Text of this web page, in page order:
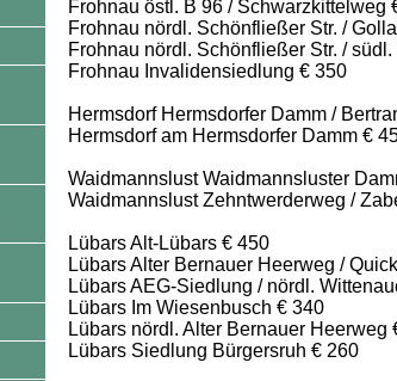
Frohnau östl. B 96 / Schwarzkittelweg
Frohnau nördl. Schönfließer Str. /
Frohnau nördl. Schönfließer Str. /
Frohnau Invalidensiedlung € 350
Hermsdorf Hermsdorfer Damm /
Hermsdorf am Hermsdorfer Damm €
Waidmannslust Waidmannsluster
Waidmannslust Zehntwerderweg /
Lübars Alt-Lübars € 450
Lübars Alter Bernauer Heerweg /
Lübars AEG-Siedlung / nördl.
Lübars Im Wiesenbusch € 340
Lübars nördl. Alter Bernauer Heerweg
Lübars Siedlung Bürgersruh € 260